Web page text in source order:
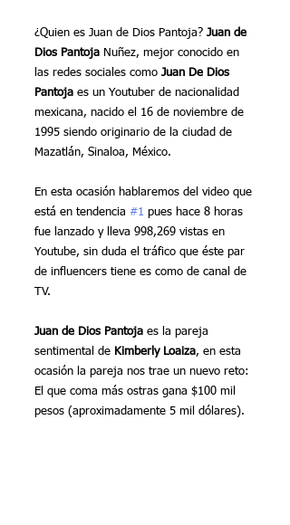
¿Quien es Juan de Dios Pantoja? Juan de
Dios Pantoja Nuñez, mejor conocido en
las redes sociales como Juan De Dios
Pantoja es un Youtuber de nacionalidad
mexicana, nacido el 16 de noviembre de
1995 siendo originario de la ciudad de
Mazatlán, Sinaloa, México.
En esta ocasión hablaremos del video que
está en tendencia #1 pues hace 8 horas
fue lanzado y lleva 998,269 vistas en
Youtube, sin duda el tráfico que éste par
de influencers tiene es como de canal de
TV.
Juan de Dios Pantoja es la pareja
sentimental de Kimberly Loaiza, en esta
ocasión la pareja nos trae un nuevo reto:
El que coma más ostras gana $100 mil
pesos (aproximadamente 5 mil dólares).